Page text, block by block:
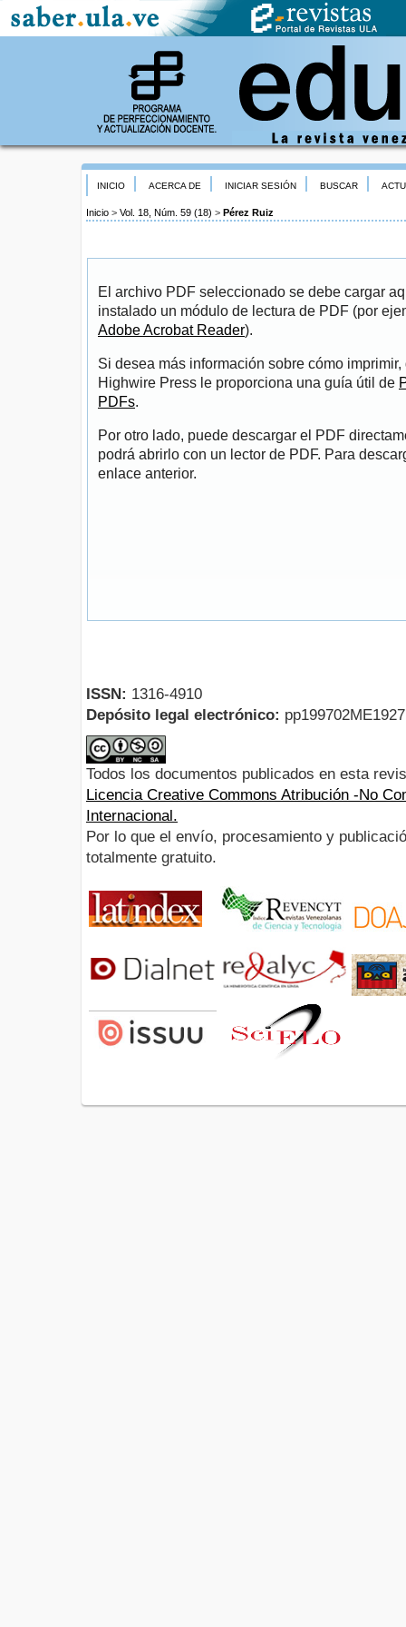
INICIO ACERCA DE INICIAR SESIÓN BUSCAR
Inicio > Vol. 18, Núm. 59 (18) > Pérez Ruiz
El archivo PDF seleccionado se debe cargar
instalado un módulo de lectura de PDF (por
Adobe Acrobat Reader).
Si desea más información sobre cómo
Highwire Press le proporciona una guía útil de
PDFs.
Por otro lado, puede descargar el PDF
podrá abrirlo con un lector de PDF. Para
enlace anterior.
ISSN: 1316-4910
Depósito legal electrónico:
Todos los documentos publicados en esta
Licencia Creative Commons Atribución -No
Internacional.
Por lo que el envío, procesamiento y
totalmente gratuito.